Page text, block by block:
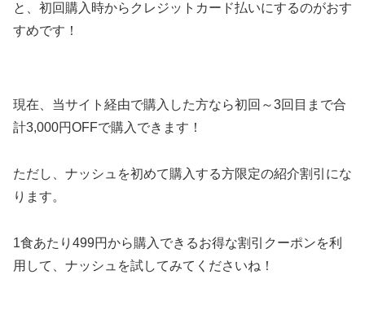
と、初回購入時からクレジットカード払いにするのがおす
すめです！
現在、当サイト経由で購入した方なら初回～3回目まで合
計3,000円OFFで購入できます！
ただし、ナッシュを初めて購入する方限定の紹介割引にな
ります。
1食あたり499円から購入できるお得な割引クーポンを利
用して、ナッシュを試してみてくださいね！